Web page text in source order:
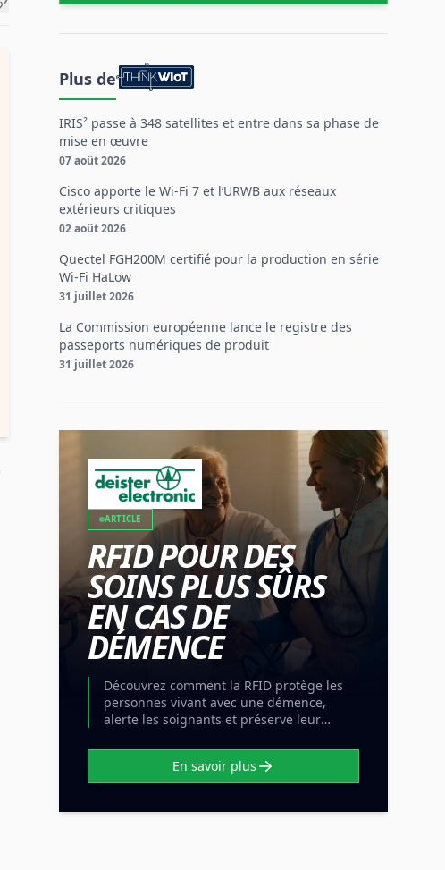
Plus de
IRIS² passe à 348 satellites et entre dans sa phase de
mise en œuvre
07 août 2026
Cisco apporte le Wi-Fi 7 et l’URWB aux réseaux
extérieurs critiques
02 août 2026
Quectel FGH200M certifié pour la production en série
Wi-Fi HaLow
31 juillet 2026
La Commission européenne lance le registre des
passeports numériques de produit
31 juillet 2026
ARTICLE
RFID POUR DES
SOINS PLUS SÛRS
EN CAS DE
DÉMENCE
Découvrez comment la RFID protège les
personnes vivant avec une démence,
alerte les soignants et préserve leur
En savoir plus